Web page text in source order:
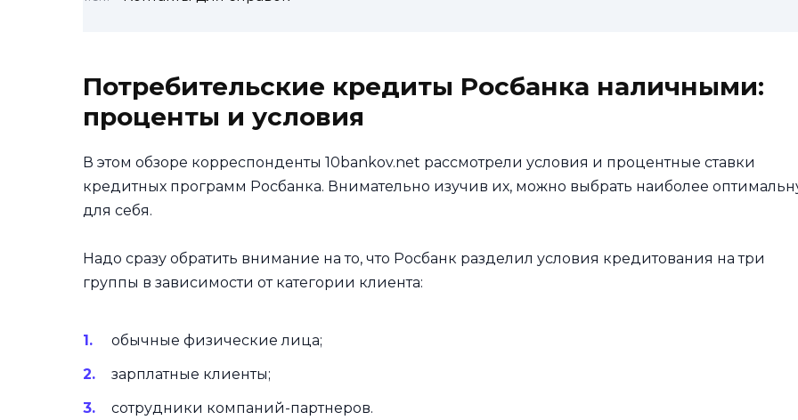
Потребительские кредиты Росбанка наличными:
проценты и условия
В этом обзоре корреспонденты 10bankov.net рассмотрели условия и процентные ставки
кредитных программ Росбанка. Внимательно изучив их, можно выбрать наиболее
для себя.
Надо сразу обратить внимание на то, что Росбанк разделил условия кредитования на три
группы в зависимости от категории клиента:
обычные физические лица;
зарплатные клиенты;
сотрудники компаний-партнеров.